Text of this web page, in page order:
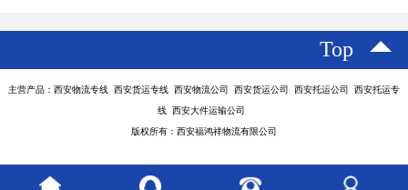
Top
主营产品：西安物流专线 西安货运专线 西安物流公司 西安货运公司 西安托运公司 西安托运专
线 西安大件运输公司
版权所有：西安福鸿祥物流有限公司